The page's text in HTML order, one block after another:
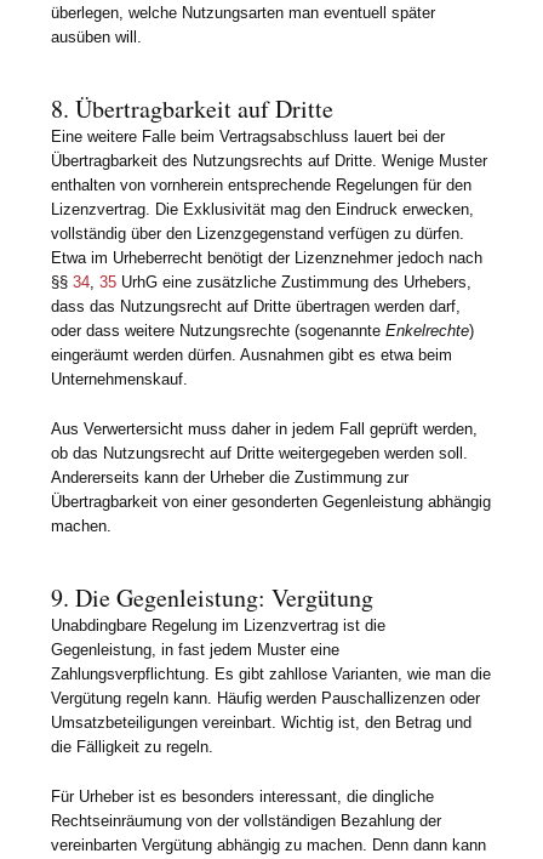
überlegen, welche Nutzungsarten man eventuell später
ausüben will.
8. Übertragbarkeit auf Dritte
Eine weitere Falle beim Vertragsabschluss lauert bei der
Übertragbarkeit des Nutzungsrechts auf Dritte. Wenige Muster
enthalten von vornherein entsprechende Regelungen für den
Lizenzvertrag. Die Exklusivität mag den Eindruck erwecken,
vollständig über den Lizenzgegenstand verfügen zu dürfen.
Etwa im Urheberrecht benötigt der Lizenznehmer jedoch nach
§§34,35 UrhG eine zusätzliche Zustimmung des Urhebers,
dass das Nutzungsrecht auf Dritte übertragen werden darf,
oder dass weitere Nutzungsrechte (sogenannteEnkelrechte)
eingeräumt werden dürfen. Ausnahmen gibt es etwa beim
Unternehmenskauf.
Aus Verwertersicht muss daher in jedem Fall geprüft werden,
ob das Nutzungsrecht auf Dritte weitergegeben werden soll.
Andererseits kann der Urheber die Zustimmung zur
Übertragbarkeit von einer gesonderten Gegenleistung abhängig
machen.
9. Die Gegenleistung: Vergütung
Unabdingbare Regelung im Lizenzvertrag ist die
Gegenleistung, in fast jedem Muster eine
Zahlungsverpflichtung. Es gibt zahllose Varianten, wie man die
Vergütung regeln kann. Häufig werden Pauschallizenzen oder
Umsatzbeteiligungen vereinbart. Wichtig ist, den Betrag und
die Fälligkeit zu regeln.
Für Urheber ist es besonders interessant, die dingliche
Rechtseinräumung von der vollständigen Bezahlung der
vereinbarten Vergütung abhängig zu machen. Denn dann kann